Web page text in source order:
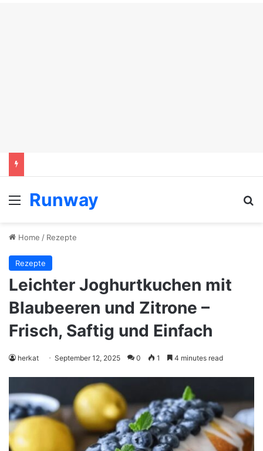
Menu
Runway
Home / Rezepte
Rezepte
Leichter Joghurtkuchen mit
Blaubeeren und Zitrone –
Frisch, Saftig und Einfach
herkat September 12, 2025 0 1 4 minutes read